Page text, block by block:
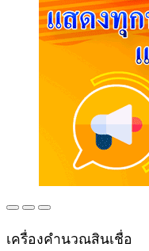
เครื่องคำนวณสินเชื่อ